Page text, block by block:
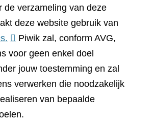
de verzameling van deze
deze website gebruik van
(verwijst
naar
een
andere
website)
Piwik zal, conform AVG,
voor geen enkel doel
jouw toestemming en zal
verwerken die noodzakelijk
van bepaalde